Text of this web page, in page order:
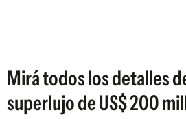
Mirá todos los detalles
superlujo de US$ 200